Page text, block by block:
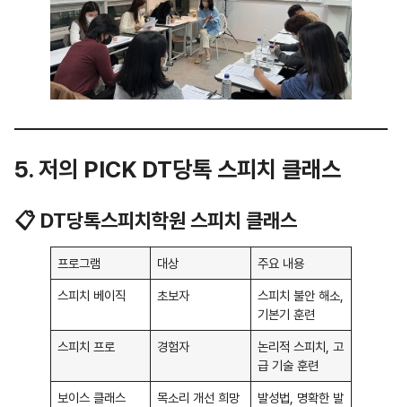
5. 저의 PICK DT당톡 스피치 클래스
📋 DT당톡스피치학원 스피치 클래스
프로그램 대상 주요 내용
스피치 베이직 초보자
스피치 불안 해소,
기본기 훈련
스피치 프로 경험자
논리적 스피치, 고
급 기술 훈련
보이스 클래스
목소리 개선 희망
발성법, 명확한 발